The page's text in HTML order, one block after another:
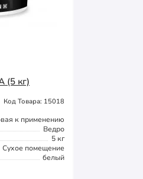
(5 кг)
Код Товара: 15018
к применению
Ведро
5 кг
Сухое помещение
белый